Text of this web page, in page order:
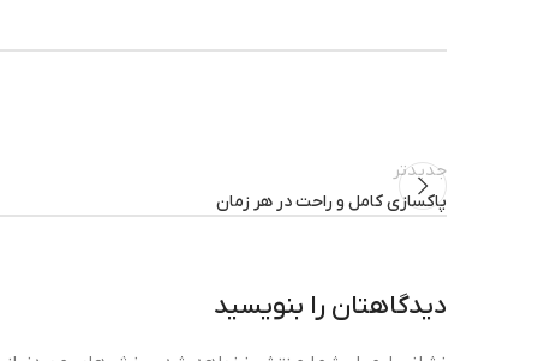
جدیدتر
پاکسازی کامل و راحت در هر زمان
دیدگاهتان را بنویسید